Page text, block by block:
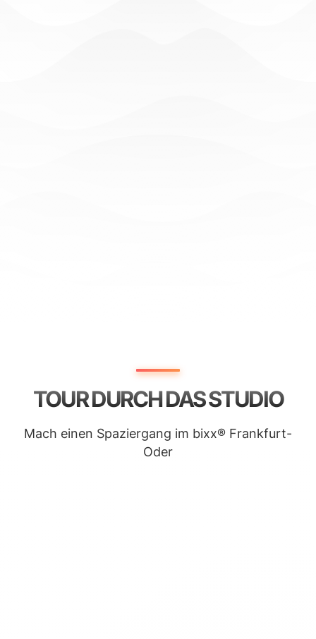
TOUR DURCH DAS STUDIO
Mach einen Spaziergang im bixx® Frankfurt-
Oder